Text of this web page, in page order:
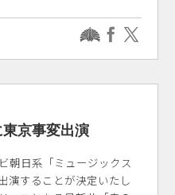
京事変出演
朝日系「ミュージックス
演することが決定いたし